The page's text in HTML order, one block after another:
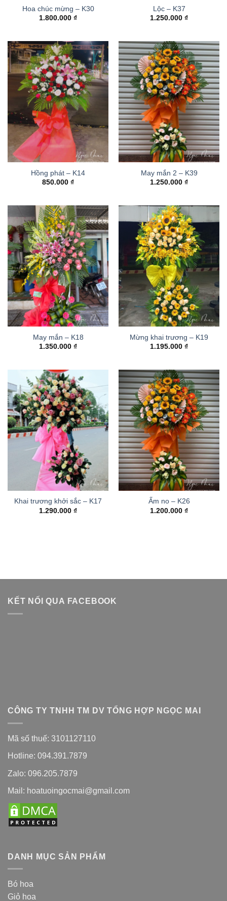
Hoa chúc mừng – K30
1.800.000 ₫
Lộc – K37
1.250.000 ₫
Hồng phát – K14
850.000 ₫
May mắn 2 – K39
1.250.000 ₫
May mắn – K18
1.350.000 ₫
Mừng khai trương – K19
1.195.000 ₫
Khai trương khởi sắc – K17
1.290.000 ₫
Ấm no – K26
1.200.000 ₫
KẾT NỐI QUA FACEBOOK
CÔNG TY TNHH TM DV TỔNG HỢP NGỌC MAI
Mã số thuế: 3101127110
Hotline: 094.391.7879
Zalo: 096.205.7879
Mail: hoatuoingocmai@gmail.com
DANH MỤC SẢN PHẨM
Bó hoa
Giỏ hoa